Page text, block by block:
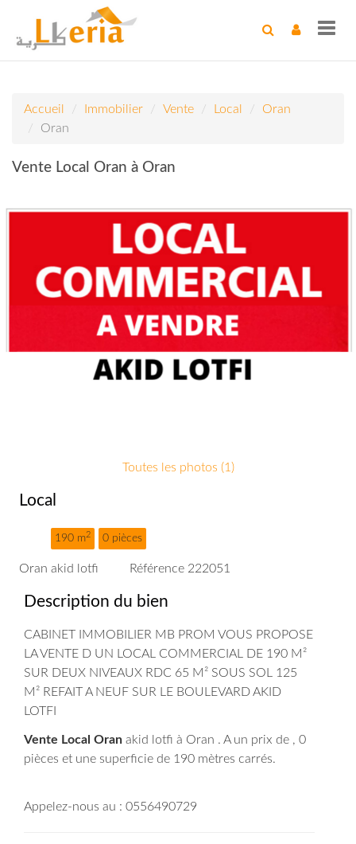
Accueil Immobilier Vente Local
Oran
Oran
Vente Local Oran à Oran
Toutes les photos (1)
Local
190 m2 0 pièces
Oran akid lotfi Référence 222051
Description du bien
CABINET IMMOBILIER MB PROM VOUS PROPOSE
LA VENTE D UN LOCAL COMMERCIAL DE 190 M²
SUR DEUX NIVEAUX RDC 65 M² SOUS SOL 125
M² REFAIT A NEUF SUR LE BOULEVARD AKID
LOTFI
Vente Local Oran akid lotfi à Oran . A un prix de , 0
pièces et une superficie de 190 mètres carrés.
Appelez-nous au : 0556490729